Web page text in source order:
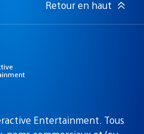
Retour en haut
Entertainment. Tous